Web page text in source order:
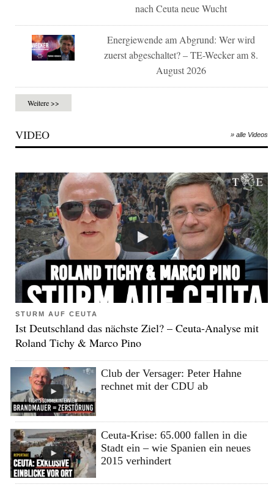
nach Ceuta neue Wucht
Energiewende am Abgrund: Wer wird
zuerst abgeschaltet? – TE-Wecker am 8.
August 2026
Weitere >>
VIDEO » alle Videos
STURM AUF CEUTA
Ist Deutschland das nächste Ziel? – Ceuta-Analyse mit
Roland Tichy & Marco Pino
Club der Versager: Peter Hahne
rechnet mit der CDU ab
Ceuta-Krise: 65.000 fallen in die
Stadt ein – wie Spanien ein neues
2015 verhindert